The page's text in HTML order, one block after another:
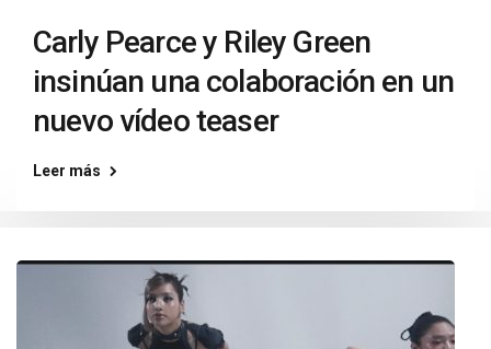
Carly Pearce y Riley Green
insinúan una colaboración en un
nuevo vídeo teaser
Leer más